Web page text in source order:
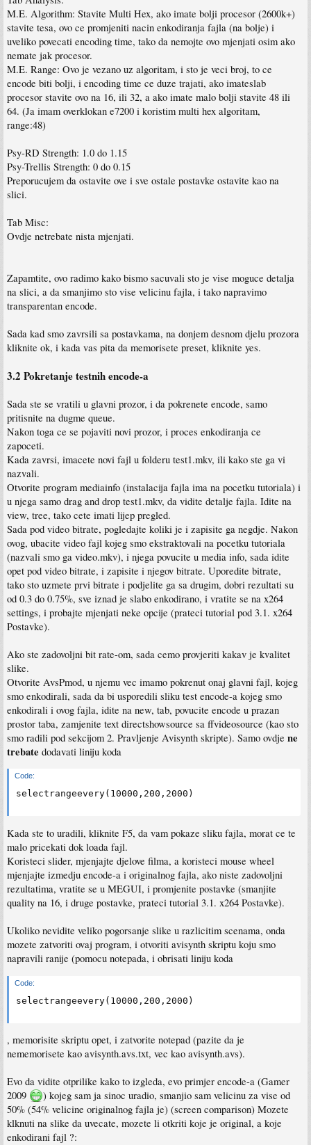
M.E. Algorithm: Stavite Multi Hex, ako imate bolji procesor (2600k+)
stavite tesa, ovo ce promjeniti nacin enkodiranja fajla (na bolje) i
uveliko povecati encoding time, tako da nemojte ovo mjenjati osim ako
nemate jak procesor.
M.E. Range: Ovo je vezano uz algoritam, i sto je veci broj, to ce
encode biti bolji, i encoding time ce duze trajati, ako imateslab
procesor stavite ovo na 16, ili 32, a ako imate malo bolji stavite 48 ili
64. (Ja imam overklokan e7200 i koristim multi hex algoritam,
range:48)
Psy-RD Strength: 1.0 do 1.15
Psy-Trellis Strength: 0 do 0.15
Preporucujem da ostavite ove i sve ostale postavke ostavite kao na
slici.
Tab Misc:
Ovdje netrebate nista mjenjati.
Zapamtite, ovo radimo kako bismo sacuvali sto je vise moguce detalja
na slici, a da smanjimo sto vise velicinu fajla, i tako napravimo
transparentan encode.
Sada kad smo zavrsili sa postavkama, na donjem desnom djelu prozora
kliknite ok, i kada vas pita da memorisete preset, kliknite yes.
3.2 Pokretanje testnih encode-a
Sada ste se vratili u glavni prozor, i da pokrenete encode, samo
pritisnite na dugme queue.
Nakon toga ce se pojaviti novi prozor, i proces enkodiranja ce
zapoceti.
Kada zavrsi, imacete novi fajl u folderu test1.mkv, ili kako ste ga vi
nazvali.
Otvorite program mediainfo (instalacija fajla ima na pocetku tutoriala) i
u njega samo drag and drop test1.mkv, da vidite detalje fajla. Idite na
view, tree, tako cete imati lijep pregled.
Sada pod video bitrate, pogledajte koliki je i zapisite ga negdje. Nakon
ovog, ubacite video fajl kojeg smo ekstraktovali na pocetku tutoriala
(nazvali smo ga video.mkv), i njega povucite u media info, sada idite
opet pod video bitrate, i zapisite i njegov bitrate. Uporedite bitrate,
tako sto uzmete prvi bitrate i podjelite ga sa drugim, dobri rezultati su
od 0.3 do 0.75%, sve iznad je slabo enkodirano, i vratite se na x264
settings, i probajte mjenjati neke opcije (prateci tutorial pod 3.1. x264
Postavke).
Ako ste zadovoljni bit rate-om, sada cemo provjeriti kakav je kvalitet
slike.
Otvorite AvsPmod, u njemu vec imamo pokrenut onaj glavni fajl, kojeg
smo enkodirali, sada da bi usporedili sliku test encode-a kojeg smo
enkodirali i ovog fajla, idite na new, tab, povucite encode u prazan
prostor taba, zamjenite text directshowsource sa ffvideosource (kao sto
smo radili pod sekcijom 2. Pravljenje Avisynth skripte). Samo ovdje ne
trebate dodavati liniju koda
Code:
selectrangeevery(10000,200,2000)
Kada ste to uradili, kliknite F5, da vam pokaze sliku fajla, morat ce te
malo pricekati dok loada fajl.
Koristeci slider, mjenjajte djelove filma, a koristeci mouse wheel
mjenjajte izmedju encode-a i originalnog fajla, ako niste zadovoljni
rezultatima, vratite se u MEGUI, i promjenite postavke (smanjite
quality na 16, i druge postavke, prateci tutorial 3.1. x264 Postavke).
Ukoliko nevidite veliko pogorsanje slike u razlicitim scenama, onda
mozete zatvoriti ovaj program, i otvoriti avisynth skriptu koju smo
napravili ranije (pomocu notepada, i obrisati liniju koda
Code:
selectrangeevery(10000,200,2000)
, memorisite skriptu opet, i zatvorite notepad (pazite da je
nememorisete kao avisynth.avs.txt, vec kao avisynth.avs).
Evo da vidite otprilike kako to izgleda, evo primjer encode-a (Gamer
2009
) kojeg sam ja sinoc uradio, smanjio sam velicinu za vise od
50% (54% velicine originalnog fajla je) (screen comparison) Mozete
klknuti na slike da uvecate, mozete li otkriti koje je original, a koje
enkodirani fajl ?: